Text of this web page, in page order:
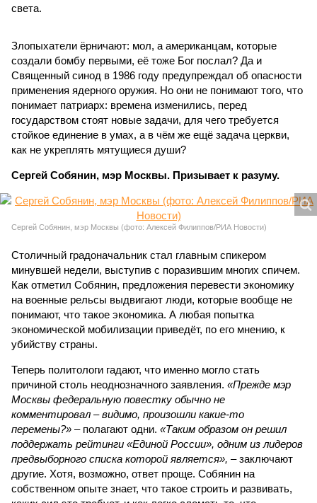
света.
Злопыхатели ёрничают: мол, а американцам, которые
создали бомбу первыми, её тоже Бог послал? Да и
Священный синод в 1986 году предупреждал об опасности
применения ядерного оружия. Но они не понимают того, что
понимает патриарх: времена изменились, перед
государством стоят новые задачи, для чего требуется
стойкое единение в умах, а в чём же ещё задача церкви,
как не укреплять мятущиеся души?
Сергей Собянин, мэр Москвы. Призывает к разуму.
Сергей Собянин, мэр Москвы (фото: Алексей Филиппов/РИА Новости)
Столичный градоначальник стал главным спикером
минувшей недели, выступив с поразившим многих спичем.
Как отметил Собянин, предложения перевести экономику
на военные рельсы выдвигают люди, которые вообще не
понимают, что такое экономика. А любая попытка
экономической мобилизации приведёт, по его мнению, к
убийству страны.
Теперь политологи гадают, что именно могло стать
причиной столь неоднозначного заявления. «Прежде мэр
Москвы федеральную повестку обычно не
комментировал – видимо, произошли какие-то
перемены?» – полагают одни. «Таким образом он решил
поддержать рейтинги «Единой России», одним из лидеров
предвыборного списка которой является», – заключают
другие. Хотя, возможно, ответ проще. Собянин на
собственном опыте знает, что такое строить и развивать,